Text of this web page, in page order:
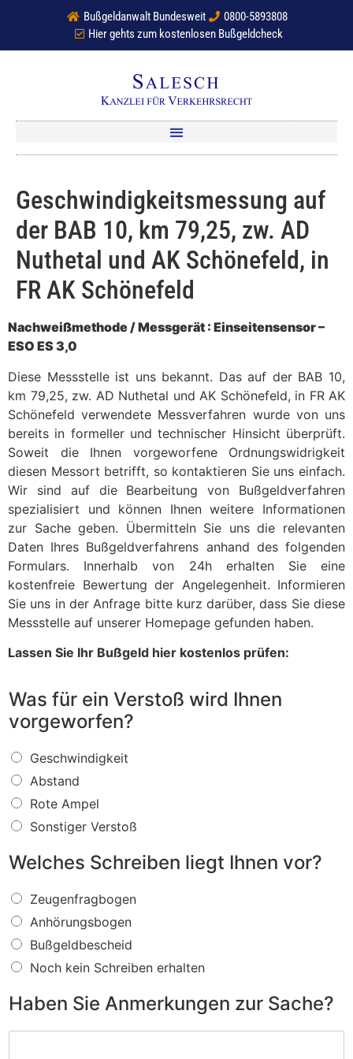
Bußgeldanwalt Bundesweit
0800-5893808
Hier gehts zum kostenlosen Bußgeldcheck
Geschwindigkeitsmessung auf
der BAB 10, km 79,25, zw. AD
Nuthetal und AK Schönefeld, in
FR AK Schönefeld
Nachweißmethode / Messgerät : Einseitensensor –
ESO ES 3,0
Diese Messstelle ist uns bekannt. Das auf der BAB 10,
km 79,25, zw. AD Nuthetal und AK Schönefeld, in FR AK
Schönefeld verwendete Messverfahren wurde von uns
bereits in formeller und technischer Hinsicht überprüft.
Soweit die Ihnen vorgeworfene Ordnungswidrigkeit
diesen Messort betrifft, so kontaktieren Sie uns einfach.
Wir sind auf die Bearbeitung von Bußgeldverfahren
spezialisiert und können Ihnen weitere Informationen
zur Sache geben. Übermitteln Sie uns die relevanten
Daten Ihres Bußgeldverfahrens anhand des folgenden
Formulars. Innerhalb von 24h erhalten Sie eine
kostenfreie Bewertung der Angelegenheit. Informieren
Sie uns in der Anfrage bitte kurz darüber, dass Sie diese
Messstelle auf unserer Homepage gefunden haben.
Lassen Sie Ihr Bußgeld hier kostenlos prüfen:
Was für ein Verstoß wird Ihnen
vorgeworfen?
W
a
s
f
ü
r
i
V
e
r
s
t
o
ß
w
Geschwindigkeit
Abstand
Rote Ampel
Sonstiger Verstoß
Welches Schreiben liegt Ihnen vor?
W
e
c
h
e
S
Zeugenfragbogen
Anhörungsbogen
Bußgeldbescheid
Noch kein Schreiben erhalten
Haben Sie Anmerkungen zur Sache?